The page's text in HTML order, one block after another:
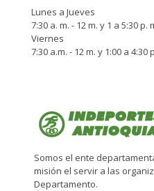
Lunes a Jueves
7:30 a. m. - 12 m. y 1 a 5:30 p.
Viernes
7:30 a.m. - 12 m. y 1:00 a 4:30
Somos el ente
misión el servir a las
Departamento.